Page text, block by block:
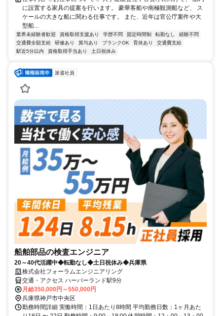
に設置する家具の提案を行います。 豪華客船や南極観測船など、 ス
ケールの大きな船に関わる仕事です。 また、近年は官公庁案件や大
型船...
業界未経験者歓迎 資格取得支援あり 学歴不問 固定時間制 転勤なし
経験不問
交通費全額支給
研修あり 賞与あり ブランクOK 育休あり
交通費支給
駅近5分以内
資格取得手当あり 土日祝休み
派遣社員
船舶部品の検査エンジニア
20～40代活躍中◆転勤なし◆土日祝休み◆兵庫県
株式会社フォーラムエンジニアリング
交通・アクセス ハーバーランド駅9分
月給350,000円～550,000円
兵庫県神戸市中央区
勤務時間詳細 実働時間：1日あたり8時間 平均勤務日数：1ヶ月あた